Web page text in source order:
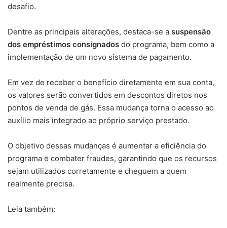
desafio.
Dentre as principais alterações, destaca-se a suspensão
dos empréstimos consignados do programa, bem como a
implementação de um novo sistema de pagamento.
Em vez de receber o benefício diretamente em sua conta,
os valores serão convertidos em descontos diretos nos
pontos de venda de gás. Essa mudança torna o acesso ao
auxílio mais integrado ao próprio serviço prestado.
O objetivo dessas mudanças é aumentar a eficiência do
programa e combater fraudes, garantindo que os recursos
sejam utilizados corretamente e cheguem a quem
realmente precisa.
Leia também: